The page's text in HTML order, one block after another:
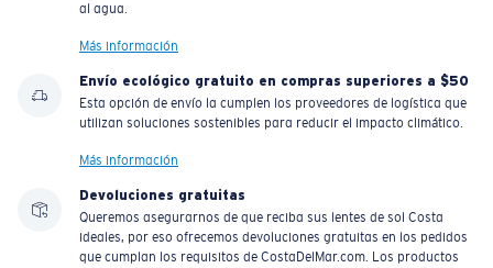
al agua.
Más información
Envío ecológico gratuito en compras superiores a $50
Esta opción de envío la cumplen los proveedores de logística que
utilizan soluciones sostenibles para reducir el impacto climático.
Más información
Devoluciones gratuitas
Queremos asegurarnos de que reciba sus lentes de sol Costa
ideales, por eso ofrecemos devoluciones gratuitas en los pedidos
que cumplan los requisitos de CostaDelMar.com. Los productos